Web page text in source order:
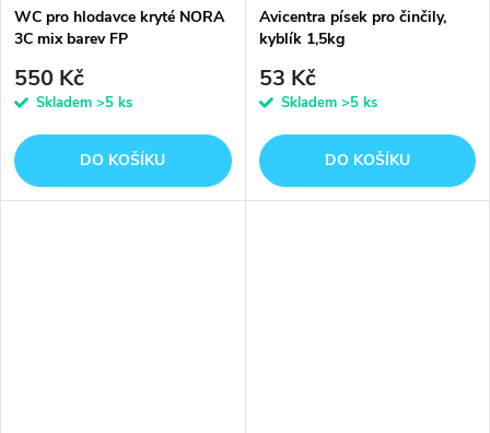
WC pro hlodavce kryté NORA
3C mix barev FP
550 Kč
Skladem >5 ks
DO KOŠÍKU
Avicentra písek pro činčily,
kyblík 1,5kg
53 Kč
Skladem >5 ks
DO KOŠÍKU